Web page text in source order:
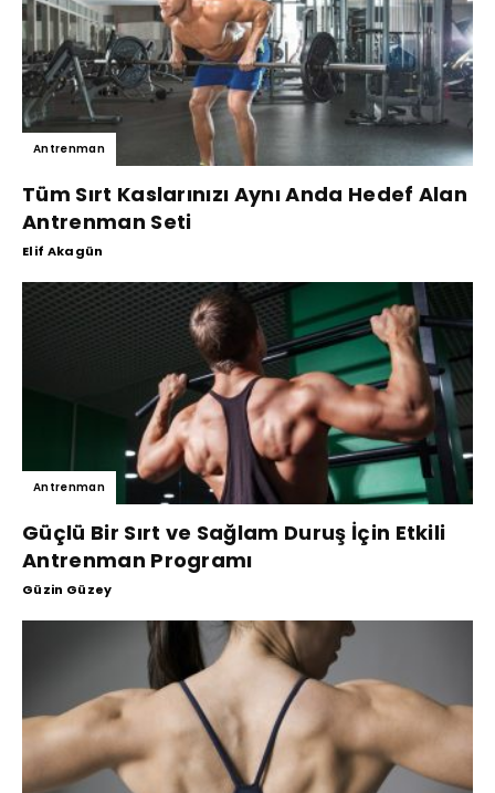
Antrenman
Tüm Sırt Kaslarınızı Aynı Anda Hedef Alan
Antrenman Seti
Elif Akagün
Antrenman
Güçlü Bir Sırt ve Sağlam Duruş İçin Etkili
Antrenman Programı
Güzin Güzey